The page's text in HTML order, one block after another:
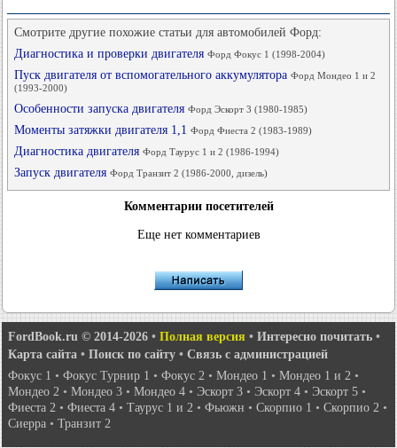
Смотрите другие похожие статьи для автомобилей Форд:
Диагностика и проверки двигателя Форд Фокус 1 (1998-2004)
Пуск двигателя от вспомогательного аккумулятора Форд Мондео 1 и 2
(1993-2000)
Особенности запуска двигателя Форд Эскорт 3 (1980-1985)
Моменты затяжки двигателя 1,1 Форд Фиеста 2 (1983-1989)
Диагностика двигателя Форд Таурус 1 и 2 (1986-1994)
Запуск двигателя Форд Транзит 2 (1986-2000, дизель)
Комментарии посетителей
Еще нет комментариев
FordBook.ru © 2014-2026 • Полная версия • Интересно почитать •
Карта сайта • Поиск по сайту • Связь с администрацией
Фокус 1 • Фокус Турнир 1 • Фокус 2 • Мондео 1 • Мондео 1 и 2 •
Мондео 2 • Мондео 3 • Мондео 4 • Эскорт 3 • Эскорт 4 • Эскорт 5 •
Фиеста 2 • Фиеста 4 • Таурус 1 и 2 • Фьюжн • Скорпио 1 • Скорпио 2 •
Сиерра • Транзит 2